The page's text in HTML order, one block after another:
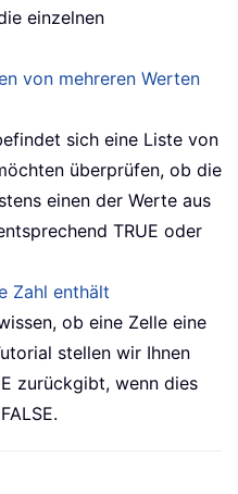
einzelnen
von mehreren Werten
sich eine Liste von
überprüfen, ob die
einen der Werte aus
TRUE oder
Zahl enthält
ob eine Zelle eine
stellen wir Ihnen
zurückgibt, wenn dies